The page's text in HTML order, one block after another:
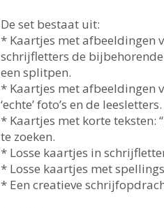
De set bestaat uit:
* Kaartjes met afbeeldingen
schrijfletters de
een splitpen.
* Kaartjes met afbeeldingen
‘echte’ foto’s en de leesletters.
* Kaartjes met korte teksten:
te zoeken.
* Losse kaartjes in
* Losse kaartjes met
* Een creatieve